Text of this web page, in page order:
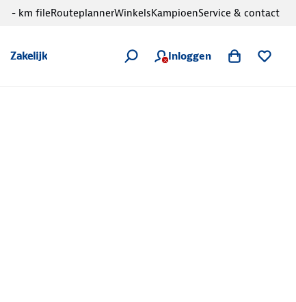
Zakelijk Inloggen
- km fileRouteplannerWinkelsKampioenService & contact